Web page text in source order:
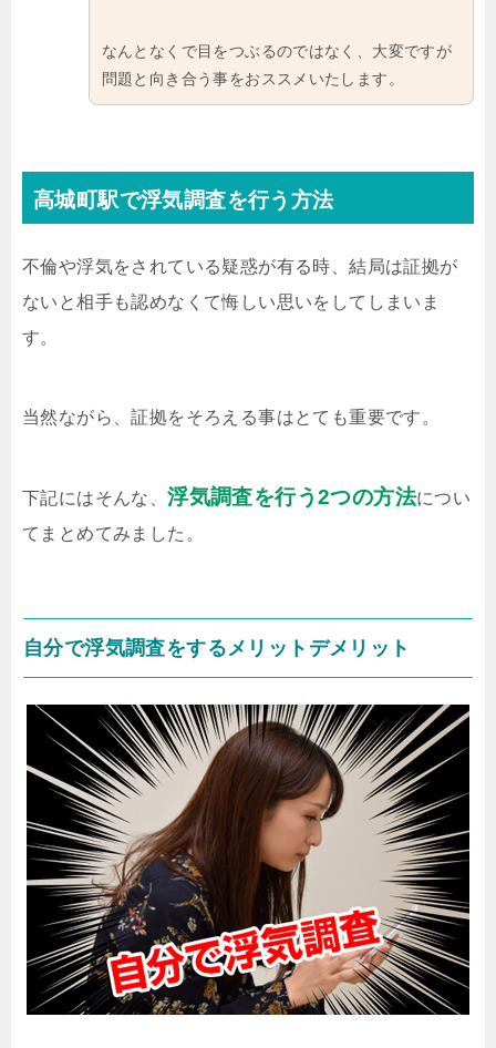
なんとなくで目をつぶるのではなく、大変ですが
問題と向き合う事をおススメいたします。
高城町駅で浮気調査を行う方法
不倫や浮気をされている疑惑が有る時、結局は証拠が
ないと相手も認めなくて悔しい思いをしてしまいま
す。
当然ながら、証拠をそろえる事はとても重要です。
下記にはそんな、浮気調査を行う2つの方法につい
てまとめてみました。
自分で浮気調査をするメリットデメリット